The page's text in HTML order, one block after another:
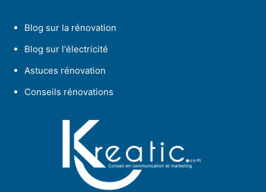
Blog sur la rénovation
Blog sur l'électricité
Astuces rénovation
Conseils rénovations